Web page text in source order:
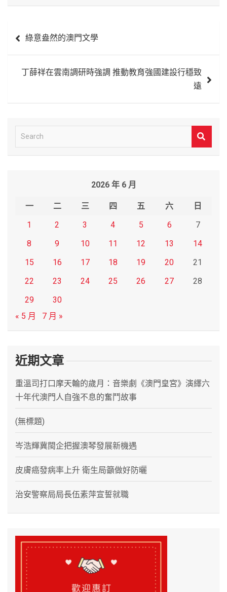
章 綠意盎然的澳門文學
丁薛祥在雲南調研時強調 推動教育強國建設行穩致
遠
e
2026 年 6 月
一 二 三 四 五 六
日
1
2 3 4 5 6
7
8
9 10 11 12 13
14
15
16 17 18 19 20
21
22
23 24 25 26 27
28
29
30
« 5 月
7 月 »
近期文章
重溫司打口摩天輪的歲月：音樂劇《澳門皇宮》演繹六
十年代澳門人自強不息的奮鬥故事
(無標題)
岑浩輝冀閩企把握澳琴發展新機遇
皮膚癌發病率上升 衛生局籲做好防曬
治安警察局局長伍素萍宣誓就職